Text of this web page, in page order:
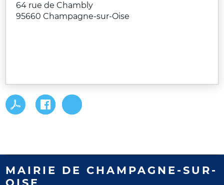
64 rue de Chambly
95660 Champagne-sur-Oise
MAIRIE DE CHAMPAGNE-SUR-